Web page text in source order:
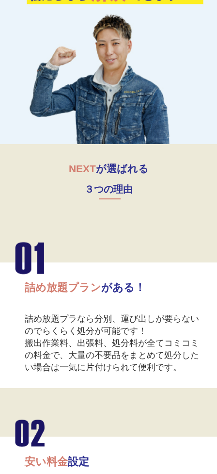
NEXTが選ばれる
３つの理由
詰め放題プランがある！
詰め放題プラなら分別、運び出しが要らない
のでらくらく処分が可能です！
搬出作業料、出張料、処分料が全てコミコミ
の料金で、大量の不要品をまとめて処分した
い場合は一気に片付けられて便利です。
安い料金設定